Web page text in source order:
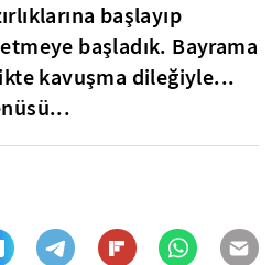
başlayıp
başladık. Bayrama
kavuşma dileğiyle...